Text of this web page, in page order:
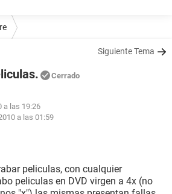
Siguiente Tema
Cerrado
a las 19:26
a las 01:59
peliculas, con cualquier
peliculas en DVD virgen a 4x (no